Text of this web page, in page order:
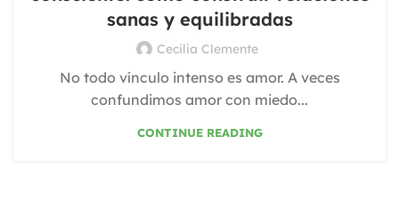
sanas y equilibradas
Cecilia Clemente
No todo vínculo intenso es amor. A veces
confundimos amor con miedo...
CONTINUE READING